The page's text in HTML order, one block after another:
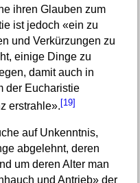
ihren Glauben zum
ist jedoch «ein zu
und Verkürzungen zu
einige Dinge zu
damit auch in
der Eucharistie
erstrahle».[19]
auf Unkenntnis,
abgelehnt, deren
um deren Alter man
und Antrieb» der